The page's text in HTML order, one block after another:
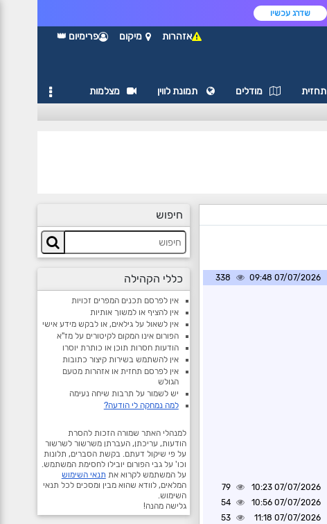
שדרג עכשיו
אזהרות מיקום פרימיום 👑
תחזית מודלים תמונת לווין מצלמות
07/07/2026 09:48
338
07/07/2026 10:23
79
07/07/2026 10:56
54
07/07/2026 11:18
53
חיפוש
כללי הקהילה
אין לפרסם תכנים המפרים זכויות
אין להציף או למשוך אותיות
אין לשאול על גילאים, או לבקש מידע אישי
הפורום אינו המקום לקיטורים על מז"א
הודעות חסרות תוכן או כותרת יוסרו
אין להשתמש בשירות קיצור כתובות
אין לפרסם תחזית או אזהרות מטעם
הגולש
יש לשמור על תרבות שיחה נעימה
למה נמחקה לי הודעה?
למנהלי האתר שמורה הזכות להסרת
הודעות, עריכתן, העברתן משרשור לשרשור
על פי שיקול דעתם. בקשת הסברים, תלונות
וכו' על גבי הפורום יובילו לחסימת המשתמש.
על המשתמש לקרוא את תנאי השימוש
המלאים, לוודא שהוא מבין ומסכים לכל תנאי
השימוש.
גלישה מהנה!